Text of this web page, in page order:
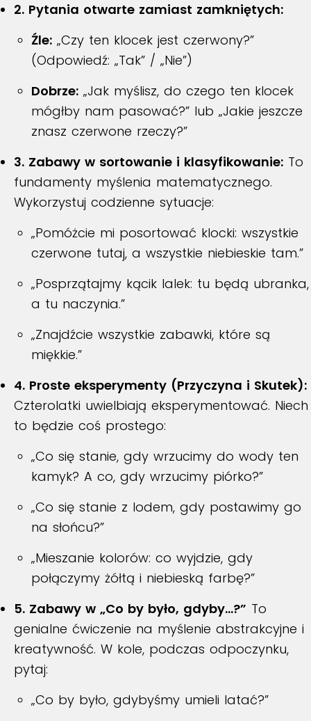
2. Pytania otwarte zamiast zamkniętych:
Źle: „Czy ten klocek jest czerwony?”
(Odpowiedź: „Tak” / „Nie”)
Dobrze: „Jak myślisz, do czego ten klocek
mógłby nam pasować?” lub „Jakie jeszcze
znasz czerwone rzeczy?”
3. Zabawy w sortowanie i klasyfikowanie: To
fundamenty myślenia matematycznego.
Wykorzystuj codzienne sytuacje:
„Pomóżcie mi posortować klocki: wszystkie
czerwone tutaj, a wszystkie niebieskie tam.”
„Posprzątajmy kącik lalek: tu będą ubranka,
a tu naczynia.”
„Znajdźcie wszystkie zabawki, które są
miękkie.”
4. Proste eksperymenty (Przyczyna i Skutek):
Czterolatki uwielbiają eksperymentować. Niech
to będzie coś prostego:
„Co się stanie, gdy wrzucimy do wody ten
kamyk? A co, gdy wrzucimy piórko?”
„Co się stanie z lodem, gdy postawimy go
na słońcu?”
„Mieszanie kolorów: co wyjdzie, gdy
połączymy żółtą i niebieską farbę?”
5. Zabawy w „Co by było, gdyby…?” To
genialne ćwiczenie na myślenie abstrakcyjne i
kreatywność. W kole, podczas odpoczynku,
pytaj:
„Co by było, gdybyśmy umieli latać?”